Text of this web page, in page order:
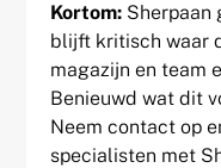
Kortom: Sherpaan
blijft kritisch waar
magazijn en team
Benieuwd wat dit
Neem contact op
specialisten met